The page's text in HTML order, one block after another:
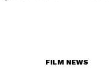
FILM NEWS